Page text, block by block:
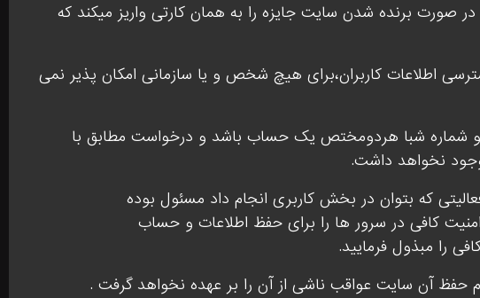
صورت برنده شدن سایت جایزه را به همان کارتی واریز میکند که
اطلاعات کاربران،برای هیچ شخص و یا سازمانی امکان پذیر نمی
و شماره شبا هردومختص یک حساب باشد و درخواست مطابق با
نخواهد داشت.
که بتوان در بخش کاربری انجام داد مسئول بوده
کافی در سرور ها را برای حفظ اطلاعات و حساب
را مبذول فرمایید.
حفظ آن سایت عواقب ناشی از آن را بر عهده نخواهد گرفت .